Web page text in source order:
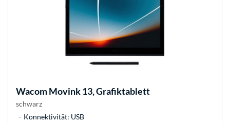
WacomMovink 13, Grafiktablett
schwarz
Konnektivität: USB